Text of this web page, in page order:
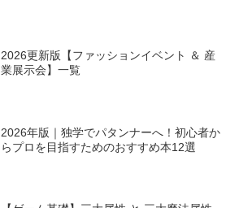
2026更新版【ファッションイベント ＆ 産
業展示会】一覧
2026年版｜独学でパタンナーへ！初心者か
らプロを目指すためのおすすめ本12選